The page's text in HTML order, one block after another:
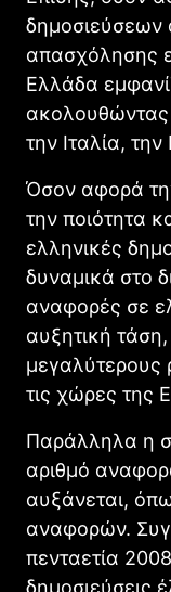
δημοσιεύσεων
απασχόλησης
Ελλάδα
ακολουθώντας
την Ιταλία,
Όσον αφορά
την ποιότητα
ελληνικές
δυναμικά στο
αναφορές σε
αυξητική
μεγαλύτερους
τις χώρες της
Παράλληλα η
αριθμό
αυξάνεται,
αναφορών.
πενταετία